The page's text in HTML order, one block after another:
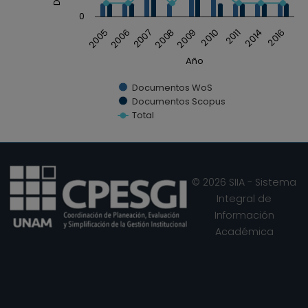
Año
Documentos WoS
Documentos Scopus
Total
20052006200720082009 2010 2011 2014 2016
0
End of interactive chart.
© 2026 SIIA - Sistema
Integral de
Información
Académica